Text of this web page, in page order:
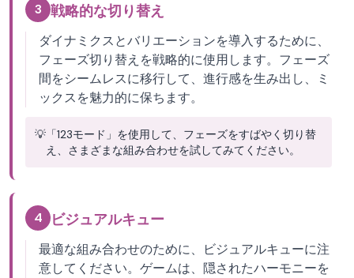
3 戦略的な切り替え
ダイナミクスとバリエーションを導入するために、
フェーズ切り替えを戦略的に使用します。フェーズ
間をシームレスに移行して、進行感を生み出し、ミ
ックスを魅力的に保ちます。
💡 「123モード」を使用して、フェーズをすばやく切り替
え、さまざまな組み合わせを試してみてください。
4 ビジュアルキュー
最適な組み合わせのために、ビジュアルキューに注
意してください。ゲームは、隠されたハーモニーを